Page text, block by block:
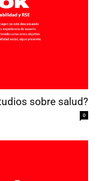
sobre salud?
0